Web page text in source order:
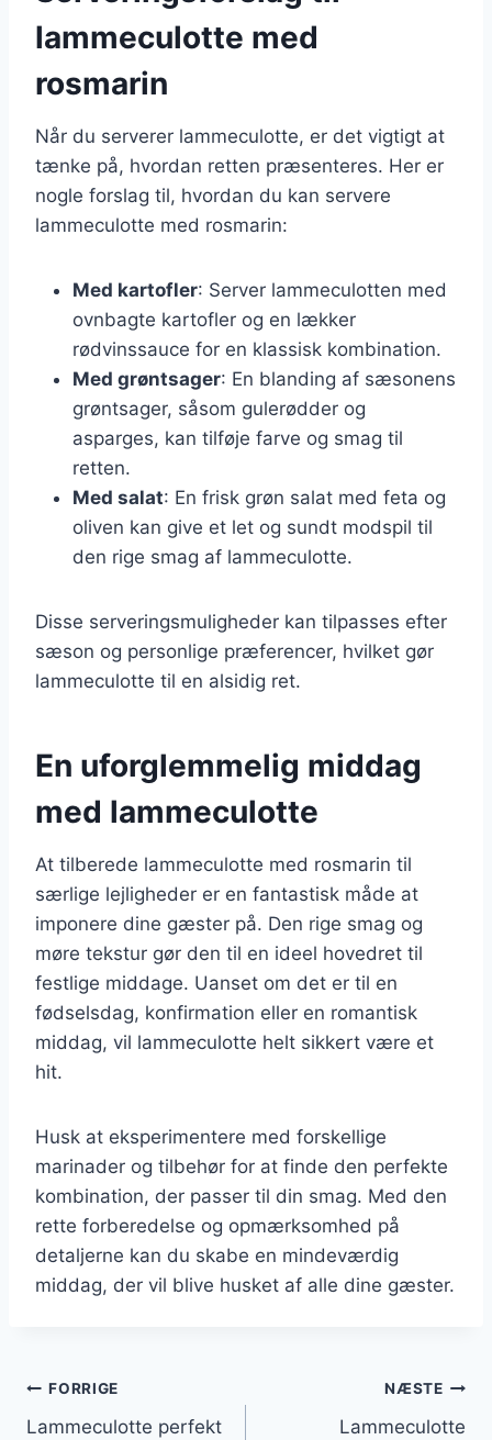
lammeculotte med
rosmarin
Når du serverer lammeculotte, er det vigtigt at
tænke på, hvordan retten præsenteres. Her er
nogle forslag til, hvordan du kan servere
lammeculotte med rosmarin:
Med kartofler: Server lammeculotten med
ovnbagte kartofler og en lækker
rødvinssauce for en klassisk kombination.
Med grøntsager: En blanding af sæsonens
grøntsager, såsom gulerødder og
asparges, kan tilføje farve og smag til
retten.
Med salat: En frisk grøn salat med feta og
oliven kan give et let og sundt modspil til
den rige smag af lammeculotte.
Disse serveringsmuligheder kan tilpasses efter
sæson og personlige præferencer, hvilket gør
lammeculotte til en alsidig ret.
En uforglemmelig middag
med lammeculotte
At tilberede lammeculotte med rosmarin til
særlige lejligheder er en fantastisk måde at
imponere dine gæster på. Den rige smag og
møre tekstur gør den til en ideel hovedret til
festlige middage. Uanset om det er til en
fødselsdag, konfirmation eller en romantisk
middag, vil lammeculotte helt sikkert være et
hit.
Husk at eksperimentere med forskellige
marinader og tilbehør for at finde den perfekte
kombination, der passer til din smag. Med den
rette forberedelse og opmærksomhed på
detaljerne kan du skabe en mindeværdig
middag, der vil blive husket af alle dine gæster.
Indlægsnavigation
FORRIGE
Lammeculotte perfekt
NÆSTE
Lammeculotte